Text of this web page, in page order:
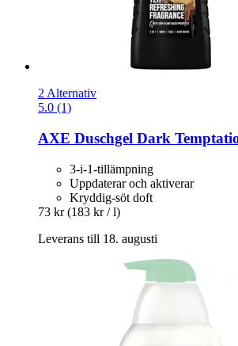
2 Alternativ
5.0 (1)
AXE Duschgel Dark
3-i-1-tillämpning
Uppdaterar och aktiverar
Kryddig-söt doft
73 kr (183 kr / l)
Leverans till 18. augusti